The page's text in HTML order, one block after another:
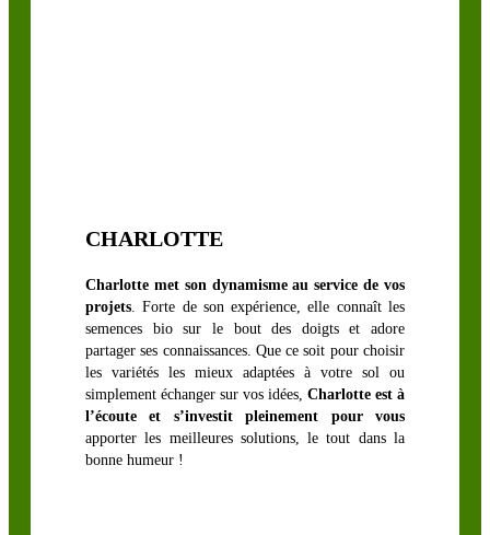
Radis
Seigle
CHARLOTTE
Charlotte met son dynamisme au service de vos
projets. Forte de son expérience, elle connaît les
semences bio sur le bout des doigts et adore
partager ses connaissances. Que ce soit pour choisir
les variétés les mieux adaptées à votre sol ou
simplement échanger sur vos idées, Charlotte est à
l’écoute et s’investit pleinement pour vous
apporter les meilleures solutions, le tout dans la
bonne humeur !